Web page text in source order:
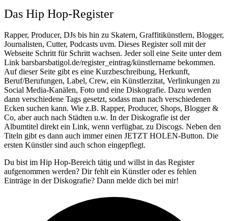
Das Hip Hop-Register
Rapper, Producer, DJs bis hin zu Skatern, Graffitikünstlern, Blogger,
Journalisten, Cutter, Podcasts uvm. Dieses Register soll mit der
Webseite Schritt für Schritt wachsen. Jeder soll eine Seite unter dem
Link barsbarsbatigol.de/register_eintrag/künstlername bekommen.
Auf dieser Seite gibt es eine Kurzbeschreibung, Herkunft,
Beruf/Berufungen, Label, Crew, ein Künstlerzitat, Verlinkungen zu
Social Media-Kanälen, Foto und eine Diskografie. Dazu werden
dann verschiedene Tags gesetzt, sodass man nach verschiedenen
Ecken suchen kann. Wie z.B. Rapper, Producer, Shops, Blogger &
Co, aber auch nach Städten u.w. In der Diskografie ist der
Albumtitel direkt ein Link, wenn verfügbar, zu Discogs. Neben den
Titeln gibt es dann auch immer einen JETZT HOLEN-Button. Die
ersten Künstler sind auch schon eingepflegt.
Du bist im Hip Hop-Bereich tätig und willst in das Register
aufgenommen werden? Dir fehlt ein Künstler oder es fehlen
Einträge in der Diskografie? Dann melde dich bei mir!